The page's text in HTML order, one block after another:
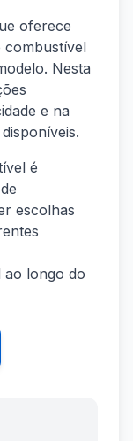
oferece
combustível
Nesta
e na
é
escolhas
ao longo do